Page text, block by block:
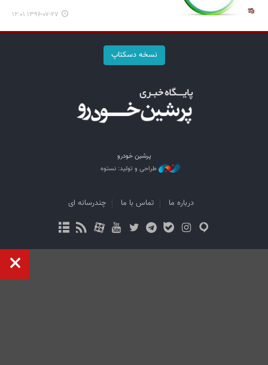
۱۳۹۶-۰۷-۲۷ ۱۲:۰۱
نسخه دسکتاپ
پرشین خودرو
طراحی و تولید: نستوه
درباره ما تماس با ما چندرسانه ای